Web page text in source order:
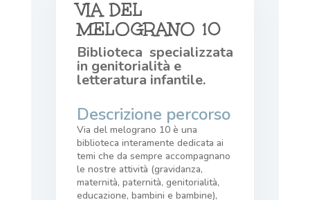
VIA DEL
MELOGRANO 10
Biblioteca specializzata
in genitorialità e
letteratura infantile.
Descrizione percorso
Via del melograno 10 è una
biblioteca interamente dedicata ai
temi che da sempre accompagnano
le nostre attività (gravidanza,
maternità, paternità, genitorialità,
educazione, bambini e bambine),